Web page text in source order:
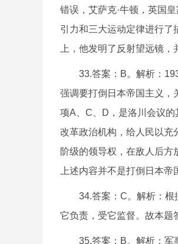
错误，艾萨克·牛顿，英国
引力和三大运动定律进行了
上，他发明了反射望远镜
33.答案：B。解析：
强调要打倒日本帝国主义，
项A、C、D，是洛川会议
改革政治机构，给人民以充
阶级的领导权，在敌人后
上述内容并不是打倒日本
34.答案：C。解析：根据
它负责，受它监督。故本题
35.答案：B。解析：军事